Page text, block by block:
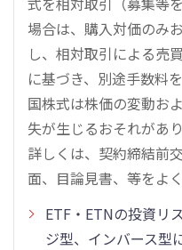
場合は、購入対価のみ
し、相対取引による売
に基づき、別途手数料
国株式は株価の変動お
失が生じるおそれがあり
詳しくは、契約締結前
面、目論見書、等をよ
ETF・ETNの投資リ
ジ型、インバース型